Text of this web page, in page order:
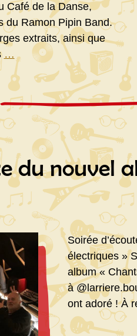
Café de la Danse,
du Ramon Pipin Band.
extraits, ainsi que
… Concert
Odeurs
Électriques
–
avrildu nouvel
Soirée
électriques »
album «
à
ont adoré ! À